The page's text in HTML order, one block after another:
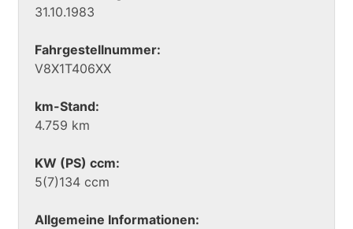
31.10.1983
Fahrgestellnummer:
V8X1T406XX
km-Stand:
4.759 km
KW (PS) ccm:
5(7)134 ccm
Allgemeine Informationen: